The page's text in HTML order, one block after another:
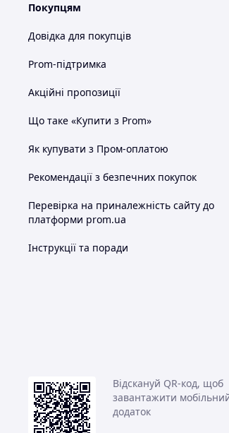
Покупцям
Довідка для покупців
Prom-підтримка
Акційні пропозиції
Що таке «Купити з Prom»
Як купувати з Пром-оплатою
Рекомендації з безпечних покупок
Перевірка на приналежність сайту до
платформи prom.ua
Інструкції та поради
Відскануй QR-код, щоб
завантажити
додаток